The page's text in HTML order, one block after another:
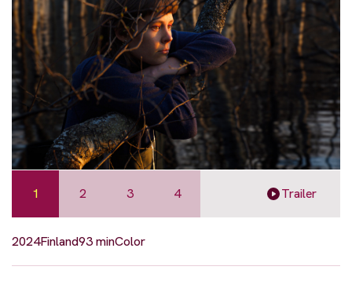
1 2 3 4 Trailer
2024Finland93 minColor